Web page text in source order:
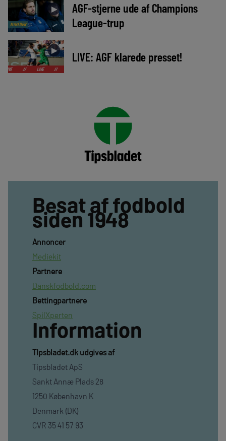
NYHEDER
►
AGF-stjerne ude af Champions
League-trup
►
LIVE // LIVE //
LIVE: AGF klarede presset!
Besat af fodbold
siden 1948
Annoncer
Mediekit
Partnere
Danskfodbold.com
Bettingpartnere
SpilXperten
Information
TIpsbladet.dk udgives af
Tipsbladet ApS
Sankt Annæ Plads 28
1250 København K
Denmark (DK)
CVR 35 41 57 93